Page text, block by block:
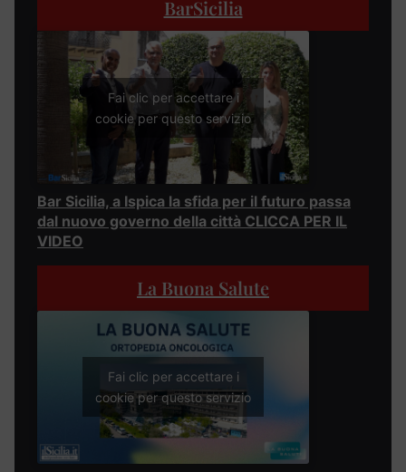
BarSicilia
Fai clic per accettare i
cookie per questo servizio
Bar Sicilia, a Ispica la sfida per il futuro passa
dal nuovo governo della città CLICCA PER IL
VIDEO
La Buona Salute
Fai clic per accettare i
cookie per questo servizio